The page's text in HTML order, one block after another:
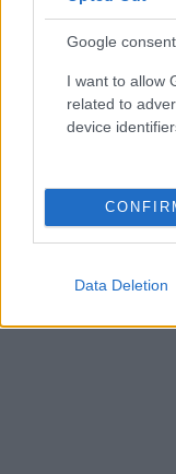
Google
I want to allow
related to
device
Data Deletion